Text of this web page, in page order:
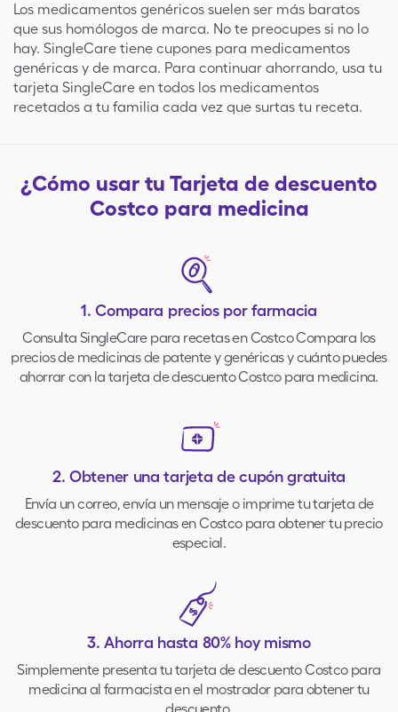
Los medicamentos genéricos suelen ser más baratos
que sus homólogos de marca. No te preocupes si no lo
hay. SingleCare tiene cupones para medicamentos
genéricas y de marca. Para continuar ahorrando, usa tu
tarjeta SingleCare en todos los medicamentos
recetados a tu familia cada vez que surtas tu receta.
¿Cómo usar tu Tarjeta de descuento
Costco para medicina
1.Compara precios por farmacia
Consulta SingleCare para recetas en Costco Compara los
precios de medicinas de patente y genéricas y cuánto puedes
ahorrar con la tarjeta de descuento Costco para medicina.
2.Obtener una tarjeta de cupón gratuita
Envía un correo, envía un mensaje o imprime tu tarjeta de
descuento para medicinas en Costco para obtener tu precio
especial.
3.Ahorra hasta 80% hoy mismo
Simplemente presenta tu tarjeta de descuento Costco para
medicina al farmacista en el mostrador para obtener tu